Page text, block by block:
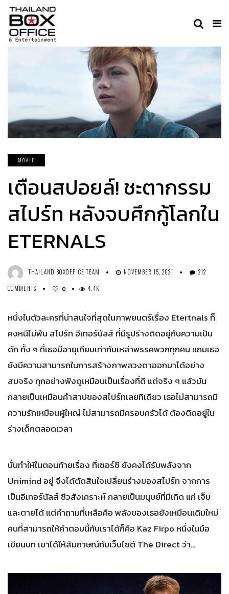
MOVIE
เตือนสปอยล์! ชะตากรรม
สไปร์ท หลังจบศึกกู้โลกใน
ETERNALS
THAILAND BOXOFFICE TEAM NOVEMBER 15, 2021
212
COMMENTS
0 4.4K
หนึ่งในตัวละครที่น่าสนใจที่สุดในภาพยนตร์เรื่อง Etertnals ก็
คงหนีไม่พ้น สไปร์ท อีเทอร์นัลส์ ที่มีรูปร่างติดอยู่กับความเป็น
ดัก ทั้ง ๆ ที่เธอมีอายุเทียบเท่ากับเหล่าพรรคพวกทุกคน แถมเธอ
ยังมีความสามารถในการสร้างภาพลวงตาออกมาได้อย่าง
สมจริง ทุกอย่างฟังดูเหมือนเป็นเรื่องที่ดี แต่จริง ๆ แล้วมัน
กลายเป็นเหมือนคำสาปของสไปร์ทเลยทีเดียว เธอไม่สามารถมี
ความรักเหมือนผู้ใหญ๋ ไม่สามารถมีครอบครัวได้ ต้องติดอยู่ใน
ร่างเด็กตลอดเวลา
นั่นทำให้ในตอนท้ายเรื่อง ที่เซอร์ซี ยังคงได้รับพลังจาก
Unimind อยู่ จึงได้ตัดสินใจเปลี่ยนร่างของสไปร์ท จากการ
เป็นอีเทอร์นัลส์ ชีวสังเคราะห์ กลายเป็นมนุษย์ที่มีเกิด แก่ เจ็บ
และตายได้ แต่คำถามที่เหลือคือ พลังของเธอยังเหมือนเดิมใหม่
คนที่สามารถให้คำตอบนี้กับเราได้ก็คือ Kaz Firpo หนึ่งในมือ
เขียนบท เขาได้ให้สัมถาษณ์กับเว็บไซต์ The Direct ว่า…